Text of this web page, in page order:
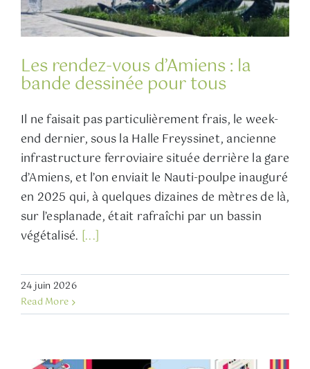
Les rendez-vous d’Amiens : la
bande dessinée pour tous
Il ne faisait pas particulièrement frais, le week-
end dernier, sous la Halle Freyssinet, ancienne
infrastructure ferroviaire située derrière la gare
d’Amiens, et l’on enviait le Nauti-poulpe inauguré
en 2025 qui, à quelques dizaines de mètres de là,
sur l’esplanade, était rafraîchi par un bassin
végétalisé. [...]
24 juin 2026
Read More